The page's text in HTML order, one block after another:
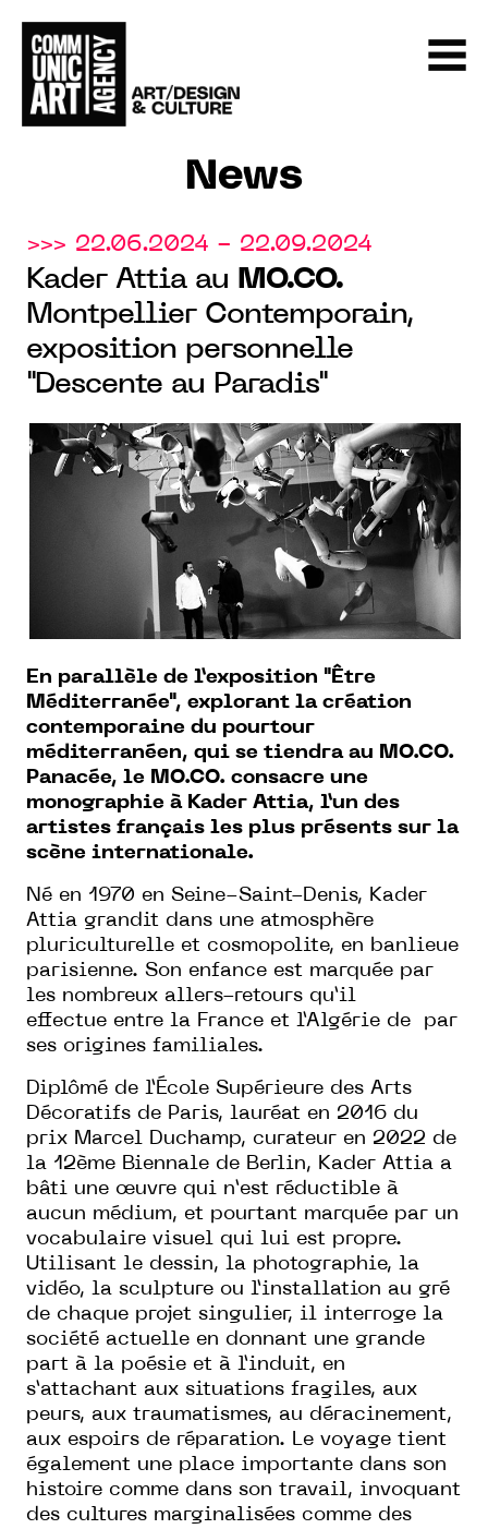
News
>>> 22.06.2024 - 22.09.2024
Kader Attia au MO.CO.
Montpellier Contemporain,
exposition personnelle
"Descente au Paradis"
En parallèle de l’exposition "Être
Méditerranée", explorant la création
contemporaine du pourtour
méditerranéen, qui se tiendra au MO.CO.
Panacée, le MO.CO. consacre une
monographie à Kader Attia, l’un des
artistes français les plus présents sur la
scène internationale.
Né en 1970 en Seine-Saint-Denis, Kader
Attia grandit dans une atmosphère
pluriculturelle et cosmopolite, en banlieue
parisienne. Son enfance est marquée par
les nombreux allers-retours qu’il
effectue entre la France et l’Algérie de par
ses origines familiales.
Diplômé de l’École Supérieure des Arts
Décoratifs de Paris, lauréat en 2016 du
prix Marcel Duchamp, curateur en 2022 de
la 12ème Biennale de Berlin, Kader Attia a
bâti une œuvre qui n’est réductible à
aucun médium, et pourtant marquée par un
vocabulaire visuel qui lui est propre.
Utilisant le dessin, la photographie, la
vidéo, la sculpture ou l’installation au gré
de chaque projet singulier, il interroge la
société actuelle en donnant une grande
part à la poésie et à l’induit, en
s’attachant aux situations fragiles, aux
peurs, aux traumatismes, au déracinement,
aux espoirs de réparation. Le voyage tient
également une place importante dans son
histoire comme dans son travail, invoquant
des cultures marginalisées comme des